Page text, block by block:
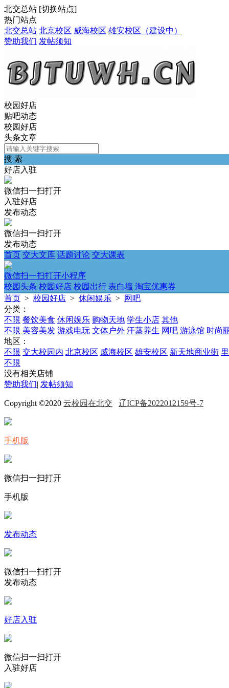
北交总站 [切换站点]
热门站点
北交总站 北京校区 威海校区 雄安校区（建设中）
赞助我们 发帖须知
校园好店
贴吧动态
校园好店
头条文章
搜 索
好店入驻
微信扫一扫打开
入驻好店
发布动态
微信扫一扫打开
发布动态
首页 交大文库 话题讨论 交大课表
微信扫一扫打开小程序
校园头条 校园好店 校园出行 表白墙 淘宝优惠券
首页 > 校园好店 > 休闲娱乐 > 网吧
分类：
不限 餐饮美食 休闲娱乐 购物天地 学生小店 其他
不限 美容美发 游戏电玩 文体户外 汗蒸养生 网吧 游泳馆 时尚
地区：
不限 交大校园内 北京校区 威海校区 雄安校区 新天地商业街
不限
没有相关店铺
赞助我们| 发帖须知
Copyright ©2020 云校园在北交 辽ICP备2022012159号-7
手机版
微信扫一扫打开
手机版
发布动态
微信扫一扫打开
发布动态
好店入驻
微信扫一扫打开
入驻好店